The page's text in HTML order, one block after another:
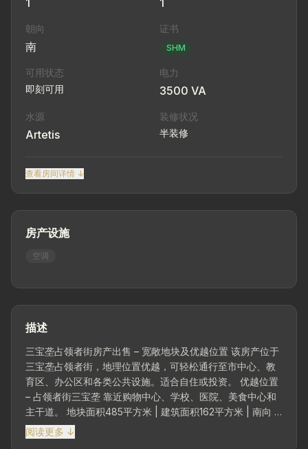
1 1
朝向
南
证书
SHM
可用状态
即刻可用
电力
3500 VA
水源
Artetis
装修状况
半装修
查看房间详情 ↓
房产设施
空调
描述
三宝垄占领者街房产出售 – 宽敞地块及优越位置 该房产位于
三宝垄占领者街，地理位置优越，可轻松通行至市中心、教
育区、办公区和各类公共设施。适合自住或投资。 优越位置
– 占领者街三宝垄 靠近购物中心、学校、医院、美食中心和
主干道。 地块面积485平方米 | 建筑面积162平方米 | 南向 |
1层 地块宽敞，提供舒适的开放空间和未来发展潜力。 2卧室
| 3浴室 厨房 花园 – 增添舒适度和优美环境的绿色区域。 停
阅读更多 ↓